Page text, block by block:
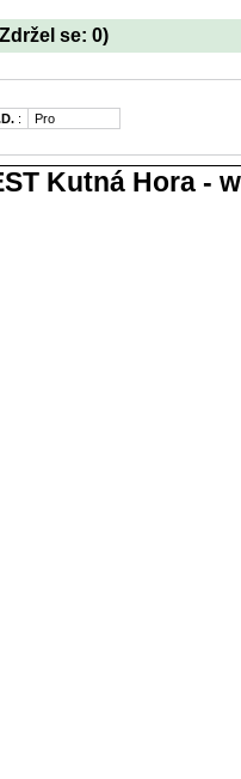
se: 0)
: Pro
Kutná Hora -